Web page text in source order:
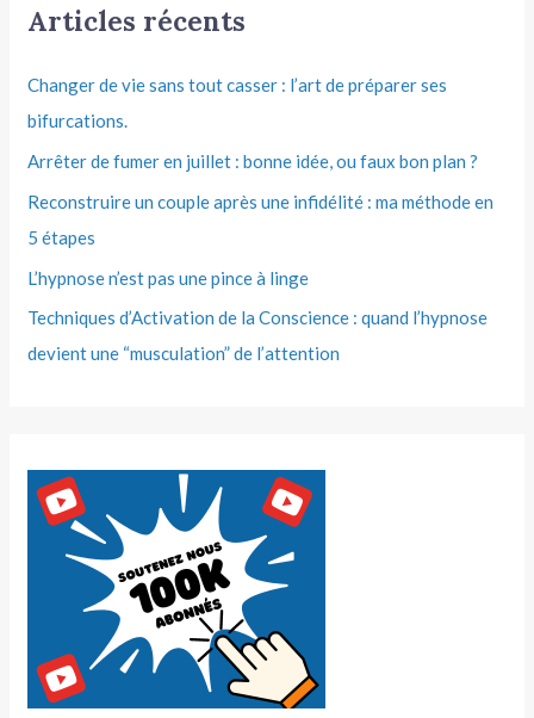
Articles récents
Changer de vie sans tout casser : l’art de préparer ses
bifurcations.
Arrêter de fumer en juillet : bonne idée, ou faux bon plan ?
Reconstruire un couple après une infidélité : ma méthode en
5 étapes
L’hypnose n’est pas une pince à linge
Techniques d’Activation de la Conscience : quand l’hypnose
devient une “musculation” de l’attention